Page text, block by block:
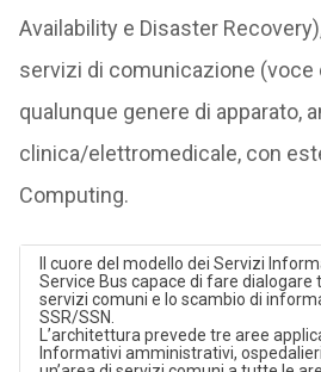
Availability e Disaster
servizi di comunicazione (voce
qualunque genere di apparato,
clinica/elettromedicale, con
Computing.
Il cuore del modello dei Servizi
Service Bus capace di fare dialogare
servizi comuni e lo scambio di
SSR/SSN.
L’architettura prevede tre aree
Informativi amministrativi,